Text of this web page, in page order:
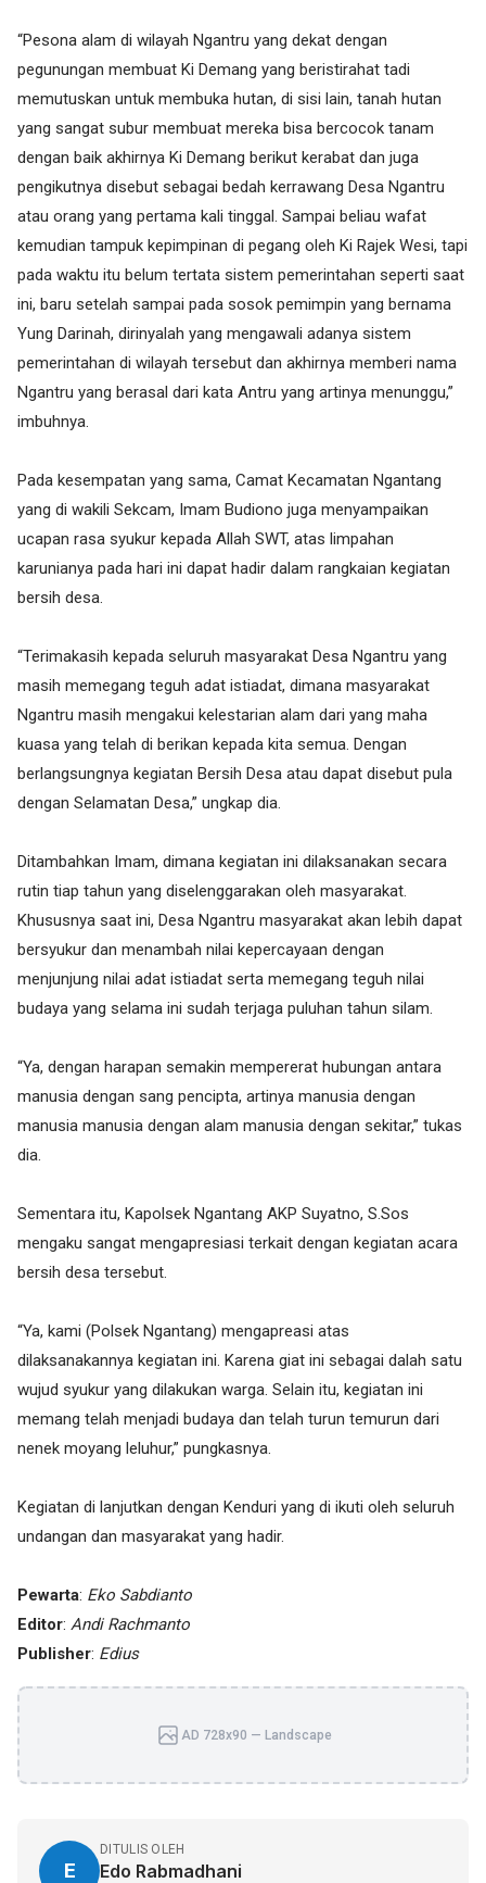
“Pesona alam di wilayah Ngantru yang dekat dengan
pegunungan membuat Ki Demang yang beristirahat tadi
memutuskan untuk membuka hutan, di sisi lain, tanah hutan
yang sangat subur membuat mereka bisa bercocok tanam
dengan baik akhirnya Ki Demang berikut kerabat dan juga
pengikutnya disebut sebagai bedah kerrawang Desa Ngantru
atau orang yang pertama kali tinggal. Sampai beliau wafat
kemudian tampuk kepimpinan di pegang oleh Ki Rajek Wesi, tapi
pada waktu itu belum tertata sistem pemerintahan seperti saat
ini, baru setelah sampai pada sosok pemimpin yang bernama
Yung Darinah, dirinyalah yang mengawali adanya sistem
pemerintahan di wilayah tersebut dan akhirnya memberi nama
Ngantru yang berasal dari kata Antru yang artinya menunggu,”
imbuhnya.
Pada kesempatan yang sama, Camat Kecamatan Ngantang
yang di wakili Sekcam, Imam Budiono juga menyampaikan
ucapan rasa syukur kepada Allah SWT, atas limpahan
karunianya pada hari ini dapat hadir dalam rangkaian kegiatan
bersih desa.
“Terimakasih kepada seluruh masyarakat Desa Ngantru yang
masih memegang teguh adat istiadat, dimana masyarakat
Ngantru masih mengakui kelestarian alam dari yang maha
kuasa yang telah di berikan kepada kita semua. Dengan
berlangsungnya kegiatan Bersih Desa atau dapat disebut pula
dengan Selamatan Desa,” ungkap dia.
Ditambahkan Imam, dimana kegiatan ini dilaksanakan secara
rutin tiap tahun yang diselenggarakan oleh masyarakat.
Khususnya saat ini, Desa Ngantru masyarakat akan lebih dapat
bersyukur dan menambah nilai kepercayaan dengan
menjunjung nilai adat istiadat serta memegang teguh nilai
budaya yang selama ini sudah terjaga puluhan tahun silam.
“Ya, dengan harapan semakin mempererat hubungan antara
manusia dengan sang pencipta, artinya manusia dengan
manusia manusia dengan alam manusia dengan sekitar,” tukas
dia.
Sementara itu, Kapolsek Ngantang AKP Suyatno, S.Sos
mengaku sangat mengapresiasi terkait dengan kegiatan acara
bersih desa tersebut.
“Ya, kami (Polsek Ngantang) mengapreasi atas
dilaksanakannya kegiatan ini. Karena giat ini sebagai dalah satu
wujud syukur yang dilakukan warga. Selain itu, kegiatan ini
memang telah menjadi budaya dan telah turun temurun dari
nenek moyang leluhur,” pungkasnya.
Kegiatan di lanjutkan dengan Kenduri yang di ikuti oleh seluruh
undangan dan masyarakat yang hadir.
Pewarta: Eko Sabdianto
Editor: Andi Rachmanto
Publisher: Edius
AD 728x90 — Landscape
E
DITULIS OLEH
Edo Rabmadhani